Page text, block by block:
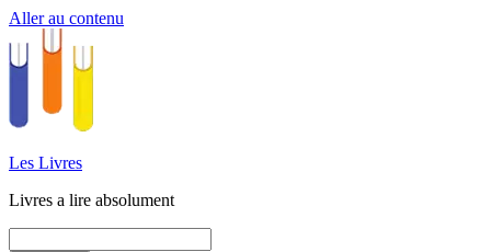
Aller au contenu
Les Livres
Livres a lire absolument